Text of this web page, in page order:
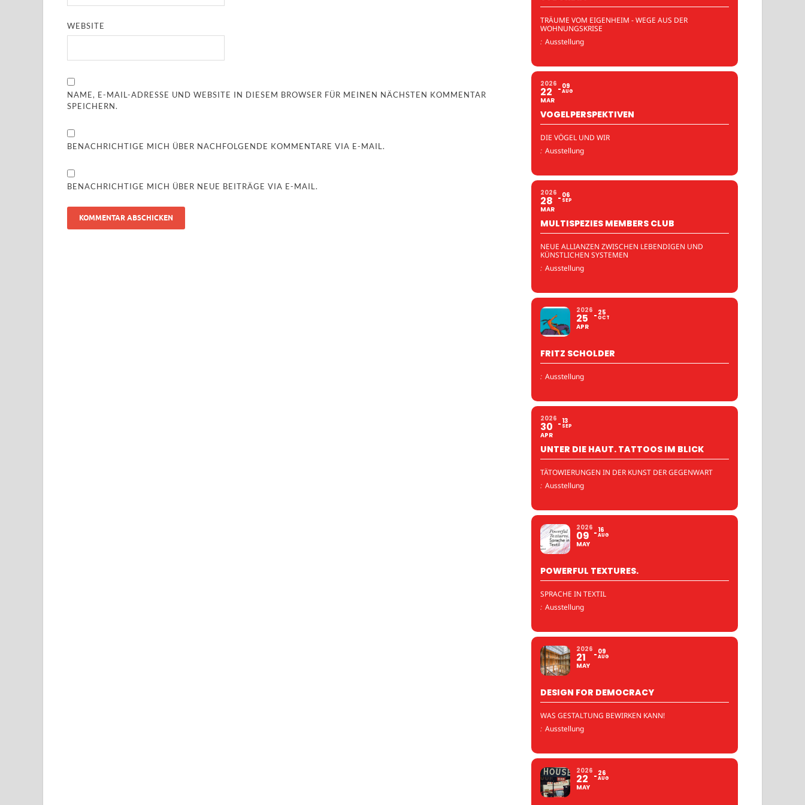
WEBSITE
NAME, E-MAIL-ADRESSE UND WEBSITE IN DIESEM BROWSER FÜR MEINEN NÄCHSTEN KOMMENTAR
SPEICHERN.
BENACHRICHTIGE MICH ÜBER NACHFOLGENDE KOMMENTARE VIA E-MAIL.
BENACHRICHTIGE MICH ÜBER NEUE BEITRÄGE VIA E-MAIL.
TRÄUME VOM EIGENHEIM - WEGE AUS DER
WOHNUNGSKRISE
: Ausstellung
2026
22
MAR
09
AUG
VOGELPERSPEKTIVEN
DIE VÖGEL UND WIR
: Ausstellung
2026
28
MAR
06
SEP
MULTISPEZIES MEMBERS CLUB
NEUE ALLIANZEN ZWISCHEN LEBENDIGEN UND
KÜNSTLICHEN SYSTEMEN
: Ausstellung
2026
25
APR
25
OCT
FRITZ SCHOLDER
: Ausstellung
2026
30
APR
13
SEP
UNTER DIE HAUT. TATTOOS IM BLICK
TÄTOWIERUNGEN IN DER KUNST DER GEGENWART
: Ausstellung
2026
09
MAY
16
AUG
POWERFUL TEXTURES.
SPRACHE IN TEXTIL
: Ausstellung
2026
21
MAY
09
AUG
DESIGN FOR DEMOCRACY
WAS GESTALTUNG BEWIRKEN KANN!
: Ausstellung
2026
22
MAY
26
AUG